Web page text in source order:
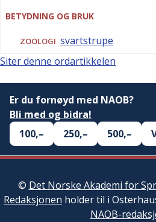
BETYDNING OG BRUK
ZOOLOGI svartstrupe
Siter denne ordartikkelen
Er du fornøyd med NAOB?
Bli med og bidra!
100,–
250,– 500,–
© Det Norske Akademi for
Redaksjonen holder til i
NAOB-